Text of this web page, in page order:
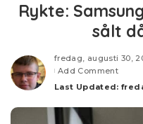
Rykte:
sålt
fredag, augusti 30,
Add Comment
Last Updated: